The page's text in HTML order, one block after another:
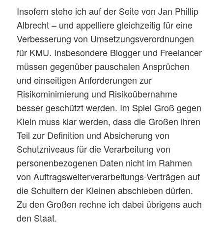
Insofern stehe ich auf der Seite von Jan Phillip
Albrecht – und appelliere gleichzeitig für eine
Verbesserung von Umsetzungsverordnungen
für KMU. Insbesondere Blogger und Freelancer
müssen gegenüber pauschalen Ansprüchen
und einseitigen Anforderungen zur
Risikominimierung und Risikoübernahme
besser geschützt werden. Im Spiel Groß gegen
Klein muss klar werden, dass die Großen ihren
Teil zur Definition und Absicherung von
Schutzniveaus für die Verarbeitung von
personenbezogenen Daten nicht im Rahmen
von Auftragsweiterverarbeitungs-Verträgen auf
die Schultern der Kleinen abschieben dürfen.
Zu den Großen rechne ich dabei übrigens auch
den Staat.